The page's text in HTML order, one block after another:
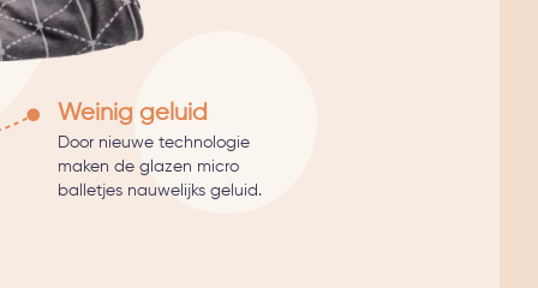
Weinig geluid
Door nieuwe technologie
maken de glazen micro
balletjes nauwelijks geluid.